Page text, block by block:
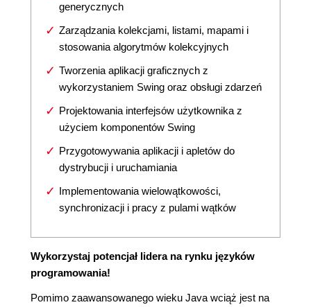
generycznych
Zarządzania kolekcjami, listami, mapami i
stosowania algorytmów kolekcyjnych
Tworzenia aplikacji graficznych z
wykorzystaniem Swing oraz obsługi zdarzeń
Projektowania interfejsów użytkownika z
użyciem komponentów Swing
Przygotowywania aplikacji i apletów do
dystrybucji i uruchamiania
Implementowania wielowątkowości,
synchronizacji i pracy z pulami wątków
Wykorzystaj potencjał lidera na rynku języków
programowania!
Pomimo zaawansowanego wieku Java wciąż jest na